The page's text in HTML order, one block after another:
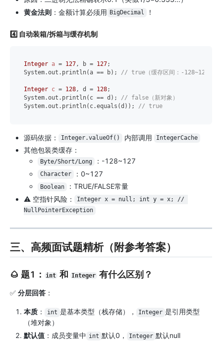
黄金法则 ：金额计算必须用 BigDecimal ！
4️⃣ 自动装箱/拆箱与缓存机制
Integer a = 127 , b = 127;
System.out.println(a == b); // true（缓存区间：-128~127）
Integer c = 128 , d = 128;
System.out.println(c == d); // false（新对象）
System.out.println(c.equals(d)); // true
源码依据： Integer.valueOf() 内部调用 IntegerCache
其他包装类缓存：
Byte/Short/Long ：-128~127
Character ：0~127
Boolean
：TRUE/FALSE常量
⚠️ 空指针风险：
Integer x = null; int y = x; //
NullPointerException
三、高频面试题精析（附参考答案）
🌰 题1： int 和 Integer 有什么区别？
✅ 分层回答 ：
本质 ： int 是基本类型（栈存储）， Integer 是引用类型
（堆对象）
默认值 ：成员变量中 int 默认0， Integer 默认null